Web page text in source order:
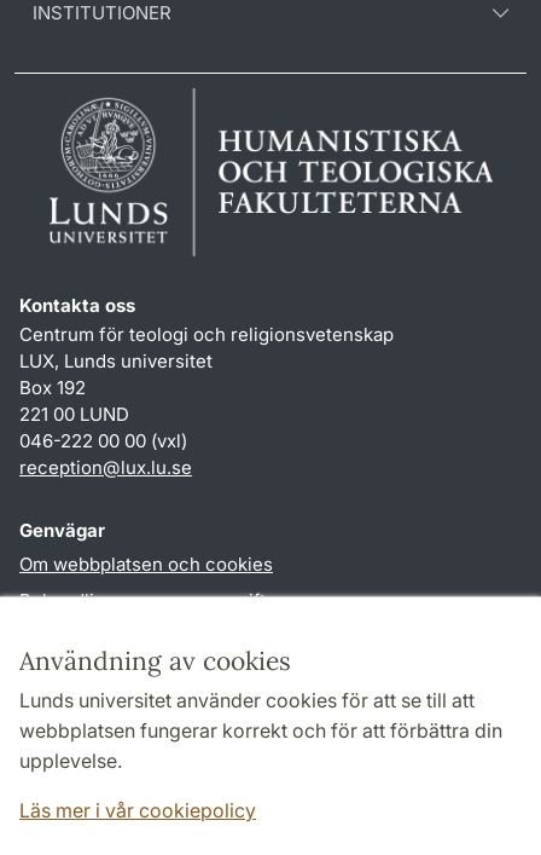
Användning av cookies
Lunds universitet använder cookies för att se till att
webbplatsen fungerar korrekt och för att förbättra din
upplevelse.
Läs mer i vår cookiepolicy
INSTITUTIONER
Kontakta oss
Centrum för teologi och religionsvetenskap
LUX, Lunds universitet
Box 192
221 00 LUND
046-222 00 00 (vxl)
reception@lux.lu.se
Genvägar
Om webbplatsen och cookies
Behandling av personuppgifter
TYPO3-login
Följ oss i sociala medier